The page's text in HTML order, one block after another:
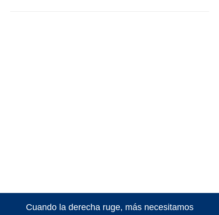
Cuando la derecha ruge, más necesitamos